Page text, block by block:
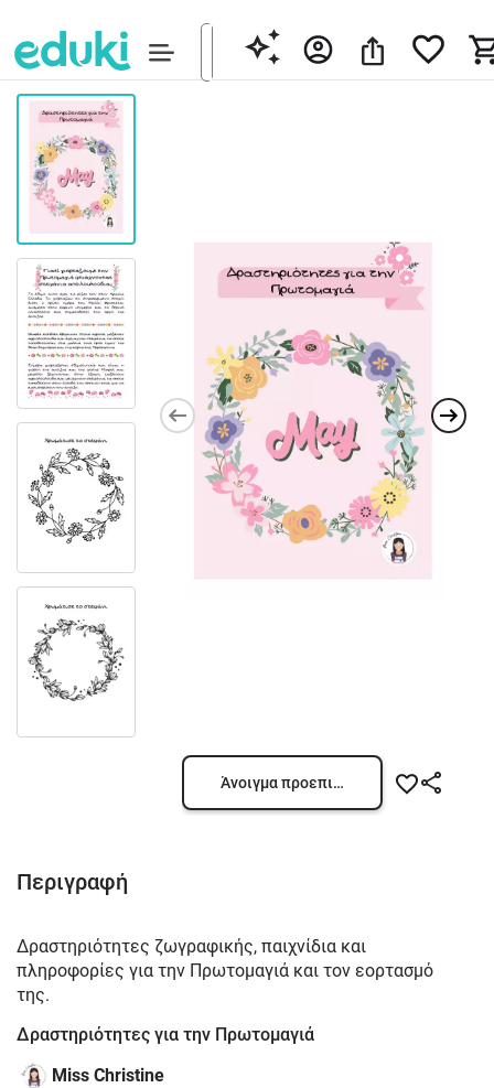
Άνοιγμα προεπισκόπησης
Περιγραφή
Δραστηριότητες ζωγραφικής, παιχνίδια και
πληροφορίες για την Πρωτομαγιά και τον εορτασμό
της.
Δραστηριότητες για την Πρωτομαγιά
Miss Christine